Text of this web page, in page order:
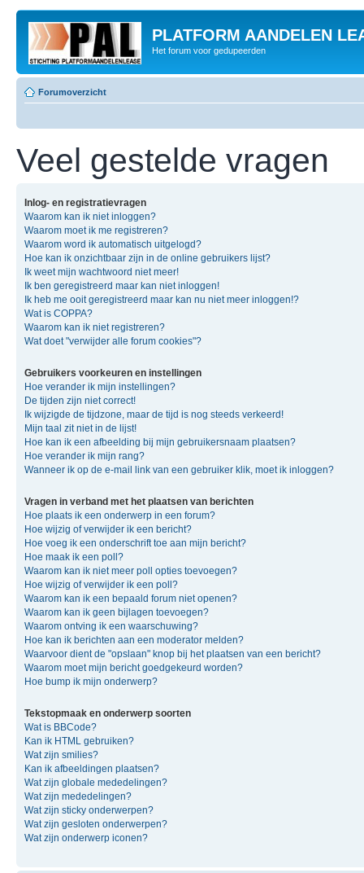
PLATFORM AANDELEN
Het forum voor gedupeerden
Forumoverzicht
Veel gestelde vragen
Inlog- en registratievragen
Waarom kan ik niet inloggen?
Waarom moet ik me registreren?
Waarom word ik automatisch uitgelogd?
Hoe kan ik onzichtbaar zijn in de online gebruikers lijst?
Ik weet mijn wachtwoord niet meer!
Ik ben geregistreerd maar kan niet inloggen!
Ik heb me ooit geregistreerd maar kan nu niet meer inloggen!?
Wat is COPPA?
Waarom kan ik niet registreren?
Wat doet "verwijder alle forum cookies"?
Gebruikers voorkeuren en instellingen
Hoe verander ik mijn instellingen?
De tijden zijn niet correct!
Ik wijzigde de tijdzone, maar de tijd is nog steeds verkeerd!
Mijn taal zit niet in de lijst!
Hoe kan ik een afbeelding bij mijn gebruikersnaam plaatsen?
Hoe verander ik mijn rang?
Wanneer ik op de e-mail link van een gebruiker klik, moet ik inloggen?
Vragen in verband met het plaatsen van berichten
Hoe plaats ik een onderwerp in een forum?
Hoe wijzig of verwijder ik een bericht?
Hoe voeg ik een onderschrift toe aan mijn bericht?
Hoe maak ik een poll?
Waarom kan ik niet meer poll opties toevoegen?
Hoe wijzig of verwijder ik een poll?
Waarom kan ik een bepaald forum niet openen?
Waarom kan ik geen bijlagen toevoegen?
Waarom ontving ik een waarschuwing?
Hoe kan ik berichten aan een moderator melden?
Waarvoor dient de "opslaan" knop bij het plaatsen van een bericht?
Waarom moet mijn bericht goedgekeurd worden?
Hoe bump ik mijn onderwerp?
Tekstopmaak en onderwerp soorten
Wat is BBCode?
Kan ik HTML gebruiken?
Wat zijn smilies?
Kan ik afbeeldingen plaatsen?
Wat zijn globale mededelingen?
Wat zijn mededelingen?
Wat zijn sticky onderwerpen?
Wat zijn gesloten onderwerpen?
Wat zijn onderwerp iconen?